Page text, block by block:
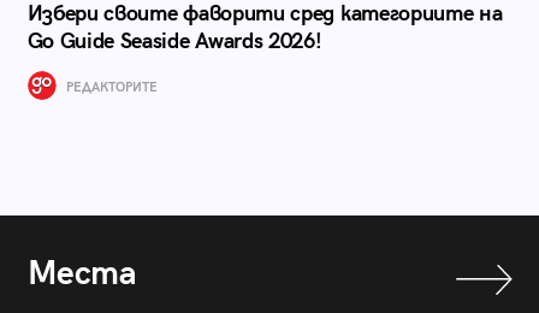
Избери своите фаворити сред категориите на
Go Guide Seaside Awards 2026!
РЕДАКТОРИТЕ
Места